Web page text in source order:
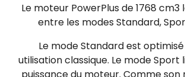
Le moteur PowerPlus de 1768 cm3
entre les modes Standard,
Le mode Standard est
utilisation classique. Le mode
puissance du moteur. Comme son